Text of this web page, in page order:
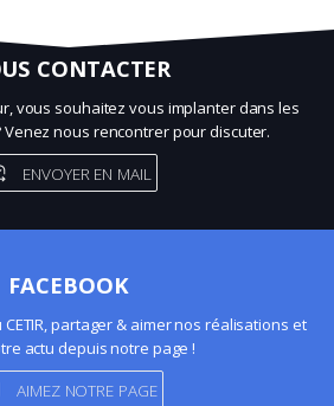
CONTACTER
vous souhaitez vous implanter dans les
Venez nous rencontrer pour discuter.
ENVOYER EN MAIL
FACEBOOK
partager & aimer nos réalisations et
actu depuis notre page !
AIMEZ NOTRE PAGE